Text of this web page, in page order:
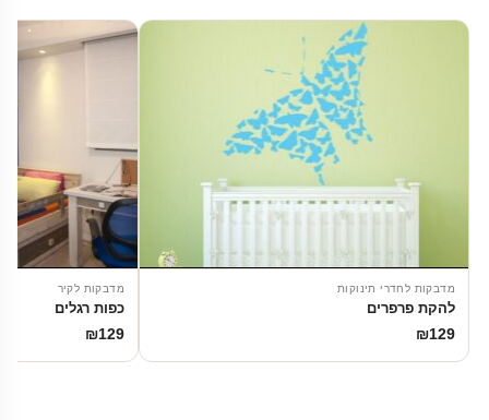
מדבקות לחדרי תינוקות
להקת פרפרים
₪129
מדבקות לקיר
כפות רגלים
₪129